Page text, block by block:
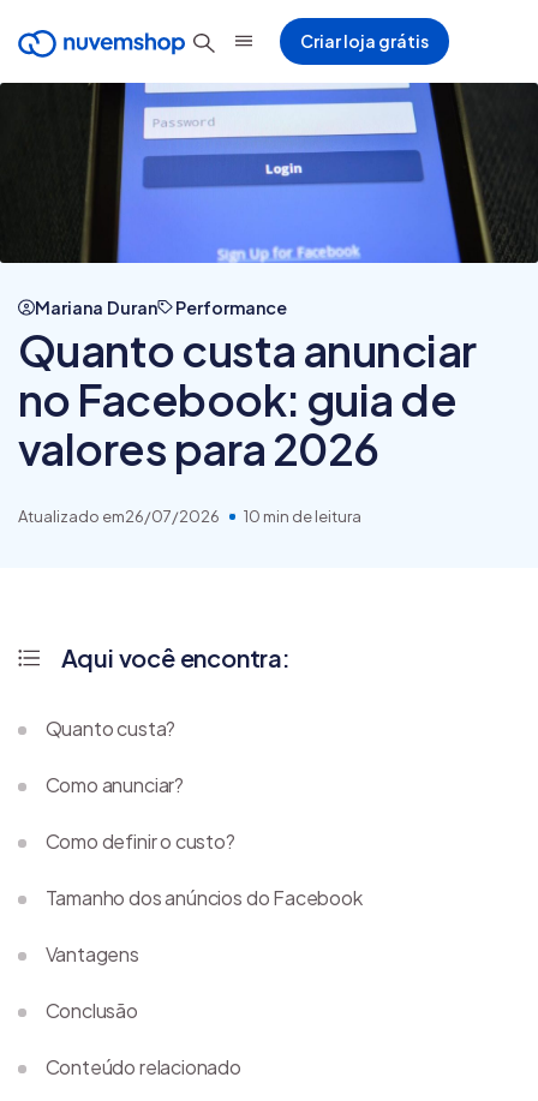
Criar loja grátis
Mariana Duran Performance
Quanto custa anunciar
no Facebook: guia de
valores para 2026
Atualizado em26/07/2026 10 min de leitura
Aqui você encontra:
Quanto custa?
Como anunciar?
Como definir o custo?
Tamanho dos anúncios do Facebook
Vantagens
Conclusão
Conteúdo relacionado